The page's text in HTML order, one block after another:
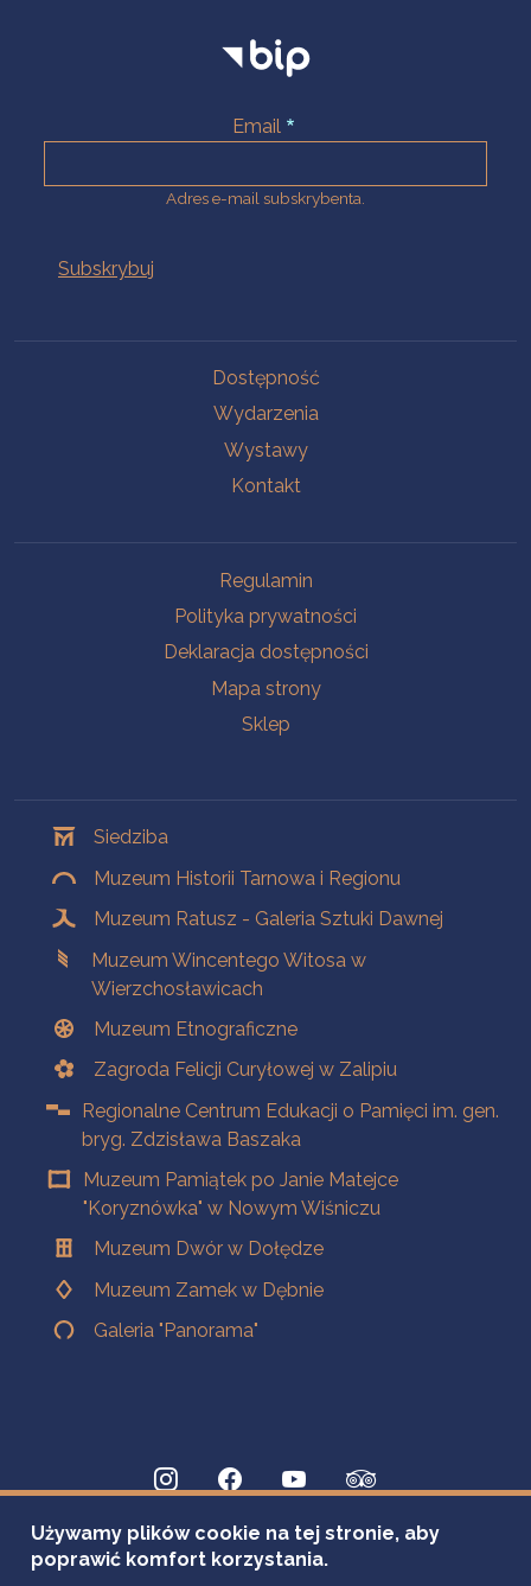
Email
Adres e-mail subskrybenta.
Dostępność
Wydarzenia
Wystawy
Kontakt
Regulamin
Polityka prywatności
Deklaracja dostępności
Mapa strony
Sklep
Siedziba
Muzeum Historii Tarnowa i Regionu
Muzeum Ratusz - Galeria Sztuki Dawnej
Muzeum Wincentego Witosa w
Wierzchosławicach
Muzeum Etnograficzne
Zagroda Felicji Curyłowej w Zalipiu
Regionalne Centrum Edukacji o Pamięci im. gen.
bryg. Zdzisława Baszaka
Muzeum Pamiątek po Janie Matejce
"Koryznówka" w Nowym Wiśniczu
Muzeum Dwór w Dołędze
Muzeum Zamek w Dębnie
Galeria "Panorama"
Używamy plików cookie na tej stronie, aby
poprawić komfort korzystania.